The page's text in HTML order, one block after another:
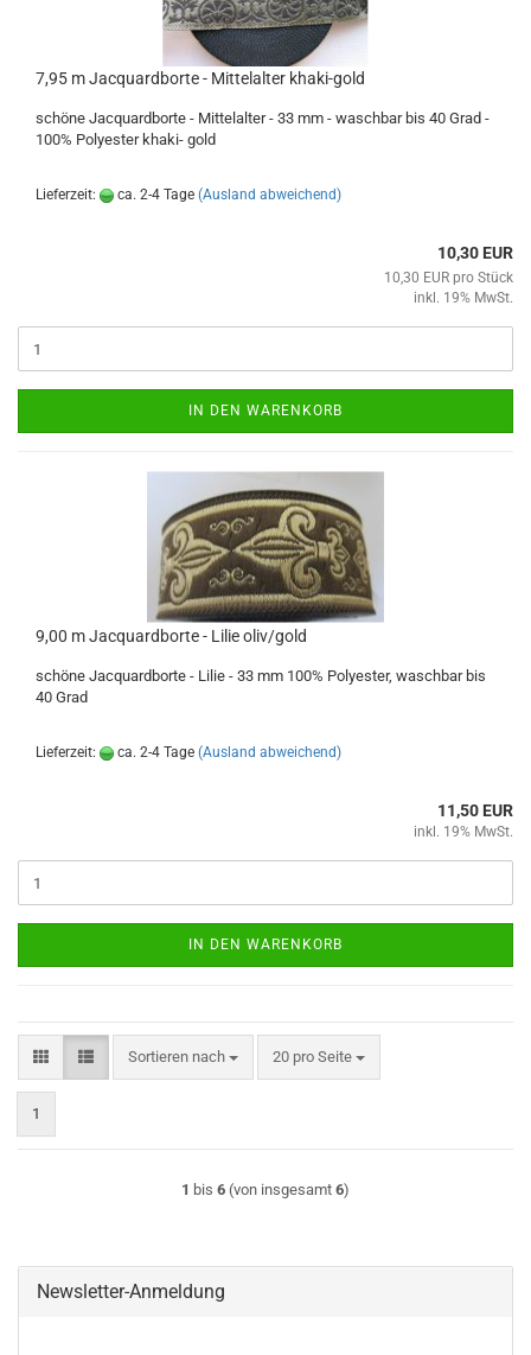
7,95 m Jacquardborte - Mittelalter khaki-gold
schöne Jacquardborte - Mittelalter - 33 mm - waschbar bis 40 Grad -
100% Polyester khaki- gold
Lieferzeit: ca. 2-4 Tage (Ausland abweichend)
10,30 EUR
10,30 EUR pro Stück
inkl. 19% MwSt.
IN DEN WARENKORB
9,00 m Jacquardborte - Lilie oliv/gold
schöne Jacquardborte - Lilie - 33 mm 100% Polyester, waschbar bis
40 Grad
Lieferzeit: ca. 2-4 Tage (Ausland abweichend)
11,50 EUR
inkl. 19% MwSt.
IN DEN WARENKORB
Sortieren nach
Sortieren nach 20 pro Seite
pro Seite
1
1 bis 6 (von insgesamt 6)
Newsletter-Anmeldung